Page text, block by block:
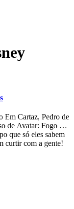
Cartaz, Pedro de
de Avatar: Fogo e
que só eles sabem